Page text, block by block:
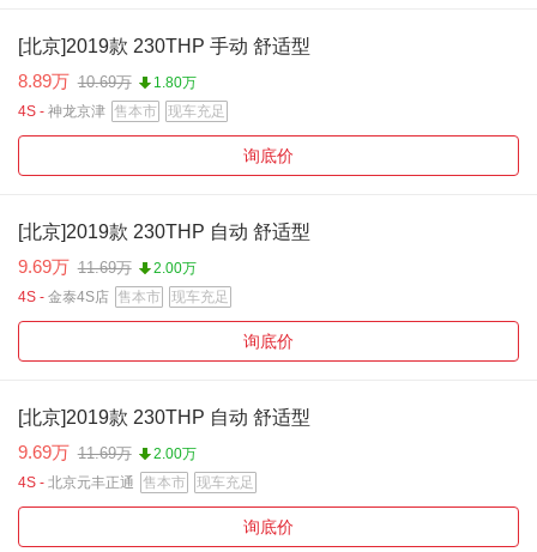
[北京]2019款 230THP 手动 舒适型
8.89万 10.69万
1.80万
4S - 神龙京津 售本市 现车充足
询底价
[北京]2019款 230THP 自动 舒适型
9.69万 11.69万
2.00万
4S - 金泰4S店 售本市 现车充足
询底价
[北京]2019款 230THP 自动 舒适型
9.69万 11.69万
2.00万
4S - 北京元丰正通 售本市 现车充足
询底价